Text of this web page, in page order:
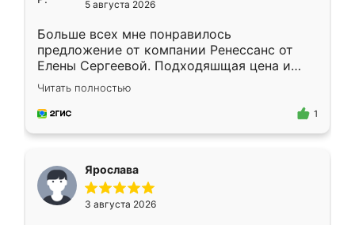
5 августа 2026
Больше всех мне понравилось
предложение от компании Ренессанс от
Елены Сергеевой. Подходяшщая цена и
короткие сроки изготовления. Приехавший
для замера сотрудник Владислав
предложил по моему эскизу самый
Читать полностью
1
Ярослава
3 августа 2026